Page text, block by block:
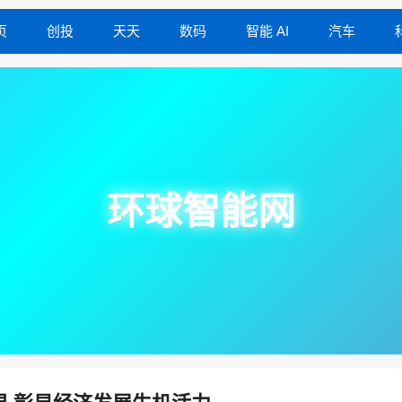
创投 天天 数码 智能 AI 汽车
环球智能网